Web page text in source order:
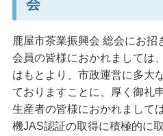
会
鹿屋市茶業振興会 総会にお招
会員の皆様におかれましては
はもとより、市政運営に多大
ておりますことに、厚く御礼
生産者の皆様におかれまして
機JAS認証の取得に積極的に